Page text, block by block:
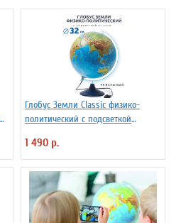
Глобус Земли Classic физико-
политический с подсветкой
1 490 р.